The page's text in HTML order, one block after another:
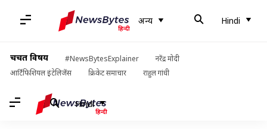
अन्य Hindi
चर्चित विषय #NewsBytesExplainer
नरेंद्र मोदी
आर्टिफिशियल इंटेलिजेंस
क्रिकेट समाचार राहुल गांधी
Hindi